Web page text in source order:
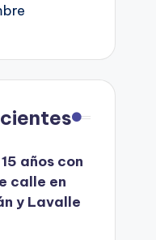
años con
calle en
y Lavalle